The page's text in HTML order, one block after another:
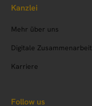
Kanzlei
Mehr über uns
Digitale Zusammenarbeit
Karriere
Follow us